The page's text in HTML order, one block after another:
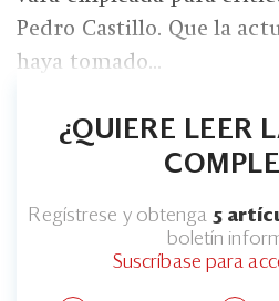
Pedro Castillo. Que la
haya tomado...
¿QUIERE LEER
Regístrese y obtenga 5
boletín
Suscríbase para